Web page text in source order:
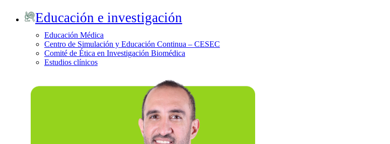
Educación e investigación
Educación Médica
Centro de Simulación y Educación Continua – CESEC
Comité de Ética en Investigación Biomédica
Estudios clínicos